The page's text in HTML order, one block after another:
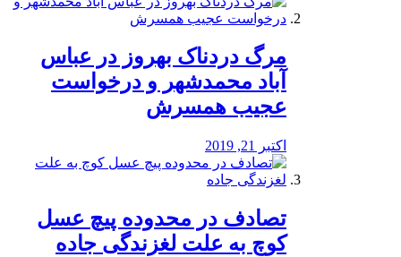
مرگ دردناک بهروز در عباس
آباد محمدشهر و درخواست
عجیب همسرش
اکتبر 21, 2019
تصادف در محدوده پیچ عسل
کوچ به علت لغزندگی جاده